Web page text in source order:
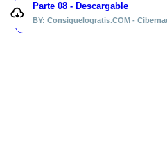
Parte 08 - Descargable
BY: Consiguelogratis.COM -